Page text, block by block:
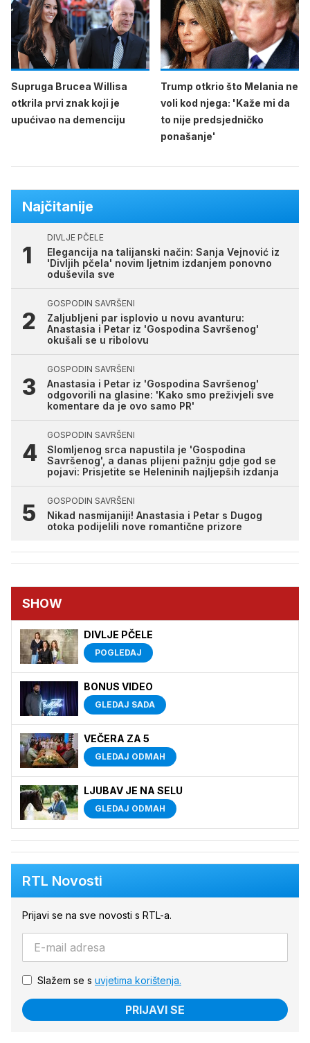
Supruga Brucea Willisa
otkrila prvi znak koji je
upućivao na demenciju
Trump otkrio što Melania ne
voli kod njega: 'Kaže mi da
to nije predsjedničko
ponašanje'
Najčitanije
DIVLJE PČELE
Elegancija na talijanski način: Sanja Vejnović iz
'Divljih pčela' novim ljetnim izdanjem ponovno
oduševila sve
GOSPODIN SAVRŠENI
Zaljubljeni par isplovio u novu avanturu:
Anastasia i Petar iz 'Gospodina Savršenog'
okušali se u ribolovu
GOSPODIN SAVRŠENI
Anastasia i Petar iz 'Gospodina Savršenog'
odgovorili na glasine: 'Kako smo preživjeli sve
komentare da je ovo samo PR'
GOSPODIN SAVRŠENI
Slomljenog srca napustila je 'Gospodina
Savršenog', a danas plijeni pažnju gdje god se
pojavi: Prisjetite se Heleninih najljepših izdanja
GOSPODIN SAVRŠENI
Nikad nasmijaniji! Anastasia i Petar s Dugog
otoka podijelili nove romantične prizore
SHOW
DIVLJE PČELE
POGLEDAJ
BONUS VIDEO
GLEDAJ SADA
VEČERA ZA 5
GLEDAJ ODMAH
LJUBAV JE NA SELU
GLEDAJ ODMAH
RTL Novosti
Prijavi se na sve novosti s RTL-a.
Slažem se s uvjetima korištenja.
PRIJAVI SE